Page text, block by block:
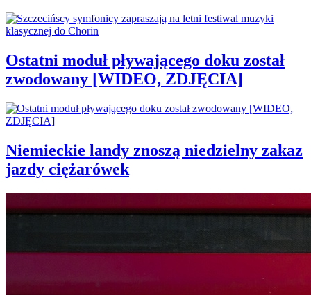
Ostatni moduł pływającego doku został
zwodowany [WIDEO, ZDJĘCIA]
Niemieckie landy znoszą niedzielny zakaz
jazdy ciężarówek